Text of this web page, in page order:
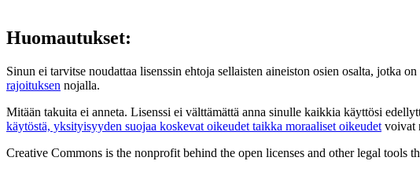
Huomautukset:
Sinun ei tarvitse noudattaa lisenssin ehtoja sellaisten aineiston osien osalta, jotka
rajoituksen nojalla.
Mitään takuita ei anneta. Lisenssi ei välttämättä anna sinulle kaikkia käyttösi
käytöstä, yksityisyyden suojaa koskevat oikeudet taikka moraaliset oikeudet voivat
Creative Commons is the nonprofit behind the open licenses and other legal tools